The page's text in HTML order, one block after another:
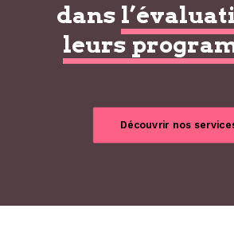
dans
leurs
Découvrir nos